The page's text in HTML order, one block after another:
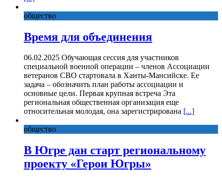
общество
Время для объединения
06.02.2025 Обучающая сессия для участников
специальной военной операции – членов Ассоциации
ветеранов СВО стартовала в Ханты-Мансийске. Ее
задача – обозначить план работы ассоциации и
основные цели. Первая крупная встреча Эта
региональная общественная организация еще
относительная молодая, она зарегистрирована [...]
общество
В Югре дан старт региональному
проекту «Герои Югры»